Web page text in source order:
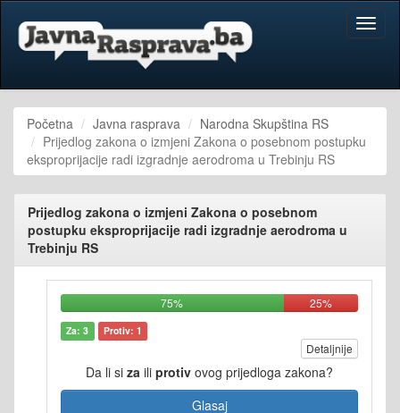
Početna Javna rasprava
Narodna Skupština RS
Prijedlog zakona o izmjeni Zakona o posebnom postupku
eksproprijacije radi izgradnje aerodroma u Trebinju RS
Prijedlog zakona o izmjeni Zakona o posebnom
postupku eksproprijacije radi izgradnje aerodroma u
Trebinju RS
75% 25%
Za: 3 Protiv: 1
Detaljnije
Da li si za ili protiv ovog prijedloga zakona?
Glasaj